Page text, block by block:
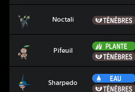
Noctali
Pifeuil
Sharpedo